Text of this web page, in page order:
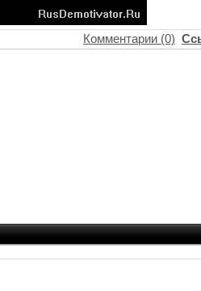
Комментарии (0)